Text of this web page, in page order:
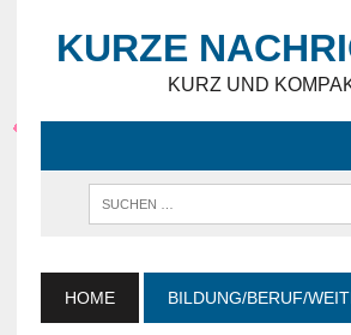
KURZE
KURZ UND
HOME BILDUNG/BERUF/